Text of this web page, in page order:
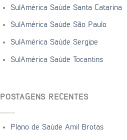
SulAmérica Saúde Santa Catarina
SulAmérica Saúde São Paulo
SulAmérica Saúde Sergipe
SulAmérica Saúde Tocantins
POSTAGENS RECENTES
Plano de Saúde Amil Brotas